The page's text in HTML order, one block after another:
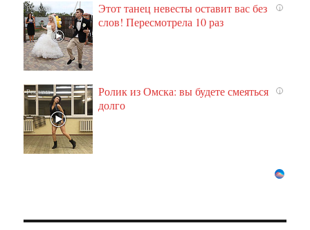
i
Этот танец невесты оставит вас без
слов! Пересмотрела 10 раз
i
Ролик из Омска: вы будете смеяться
долго